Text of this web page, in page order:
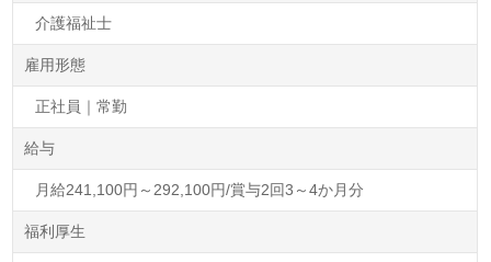
介護福祉士
雇用形態
正社員｜常勤
給与
月給241,100円～292,100円/賞与2回3～4か月分
福利厚生